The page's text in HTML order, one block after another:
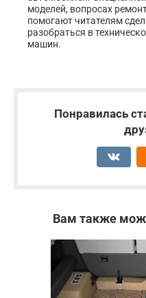
моделей, вопросах
помогают читателям
разобраться в
машин.
Понравилась
Вам также